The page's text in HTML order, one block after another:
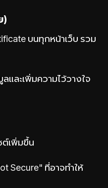
)
บนทุกหน้าเว็บ รวม
และเพิ่มความไว้วางใจ
ต์เพิ่มขึ้น
Secure" ที่อาจทำให้